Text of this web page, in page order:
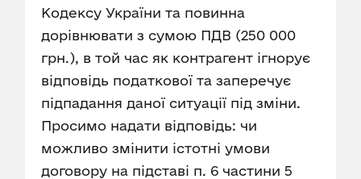
Кодексу України та повинна
дорівнювати з сумою ПДВ (250 000
грн.), в той час як контрагент ігнорує
відповідь податкової та заперечує
підпадання даної ситуації під зміни.
Просимо надати відповідь: чи
можливо змінити істотні умови
договору на підставі п. 6 частини 5